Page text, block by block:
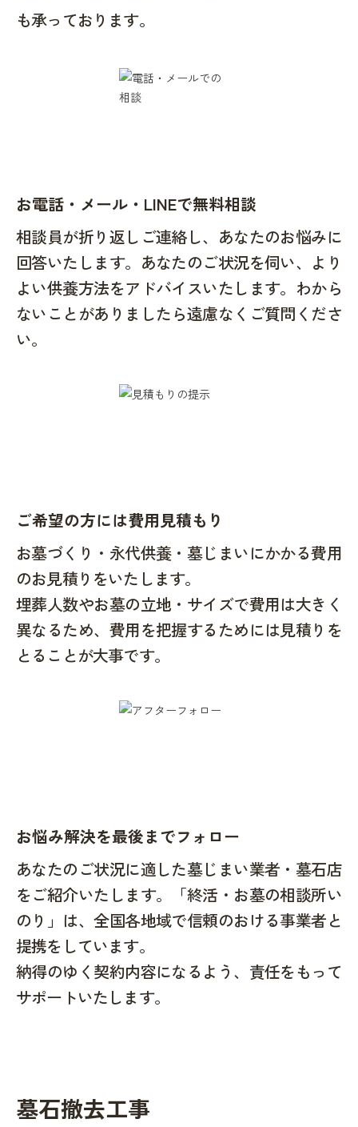
も承っております。
お電話・メール・LINEで無料相談
相談員が折り返しご連絡し、あなたのお悩みに
回答いたします。あなたのご状況を伺い、より
よい供養方法をアドバイスいたします。わから
ないことがありましたら遠慮なくご質問くださ
い。
ご希望の方には費用見積もり
お墓づくり・永代供養・墓じまいにかかる費用
のお見積りをいたします。
埋葬人数やお墓の立地・サイズで費用は大きく
異なるため、費用を把握するためには見積りを
とることが大事です。
お悩み解決を最後までフォロー
あなたのご状況に適した墓じまい業者・墓石店
をご紹介いたします。「終活・お墓の相談所い
のり」は、全国各地域で信頼のおける事業者と
提携をしています。
納得のゆく契約内容になるよう、責任をもって
サポートいたします。
墓石撤去工事